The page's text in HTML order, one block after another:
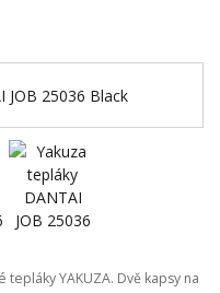
tepláky YAKUZA. Dvě kapsy na